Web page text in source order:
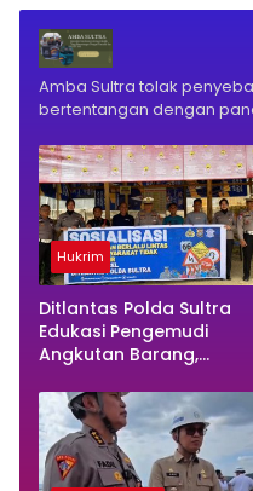
Amba Sultra tolak
bertentangan dengan
Hukrim
Ditlantas Polda Sultra
Edukasi Pengemudi
Angkutan Barang,
Kendaraan Demi
Keselamatan Berlalu
Lintas